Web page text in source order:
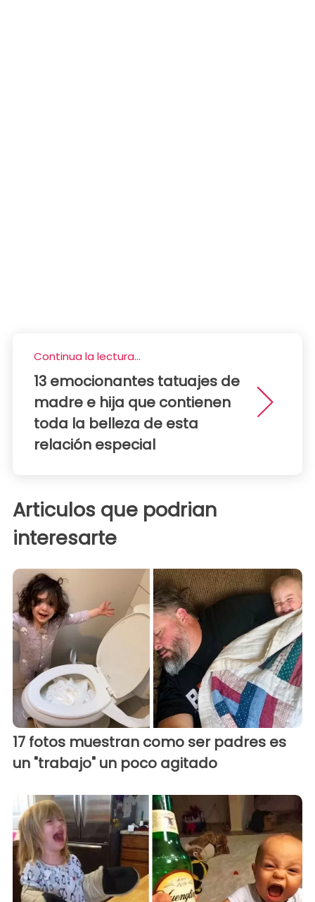
Continua la lectura...
13 emocionantes tatuajes de
madre e hija que contienen
toda la belleza de esta
relación especial
Articulos que podrian
interesarte
17 fotos muestran como ser padres es
un "trabajo" un poco agitado